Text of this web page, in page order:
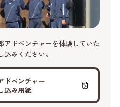
アドベンチャーを体験していた
みください。
ドベンチャー
込み用紙